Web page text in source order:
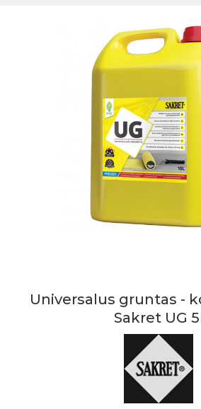
Universalus gruntas -
Sakret UG